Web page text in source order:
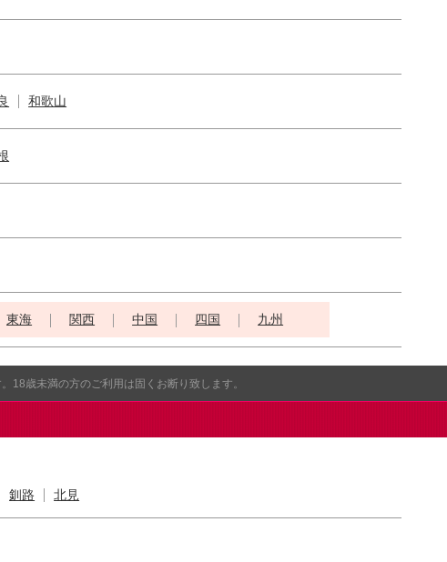
和歌山
東海 関西 中国 四国 九州
18歳未満の方のご利用は固くお断り致します。
釧路 北見